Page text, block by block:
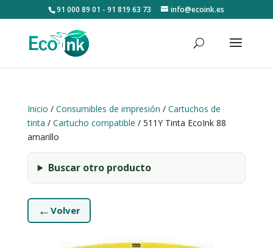
91 000 89 01 - 91 819 63 73 info@ecoink.es
Inicio / Consumibles de impresión / Cartuchos de
tinta / Cartucho compatible / 511Y Tinta EcoInk 88
amarillo
Buscar otro producto
← Volver